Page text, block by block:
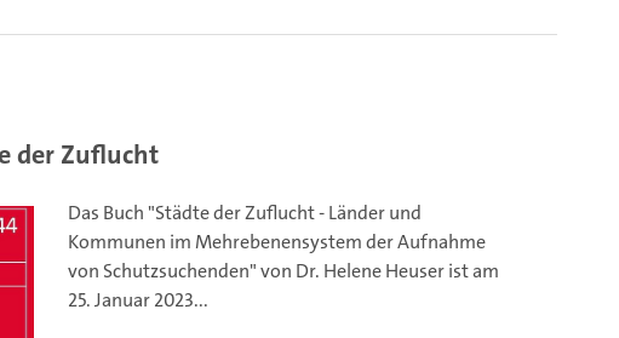
der Zuflucht
Das Buch "Städte der Zuflucht - Länder und
Kommunen im Mehrebenensystem der Aufnahme
von Schutzsuchenden" von Dr. Helene Heuser ist am
25. Januar 2023...